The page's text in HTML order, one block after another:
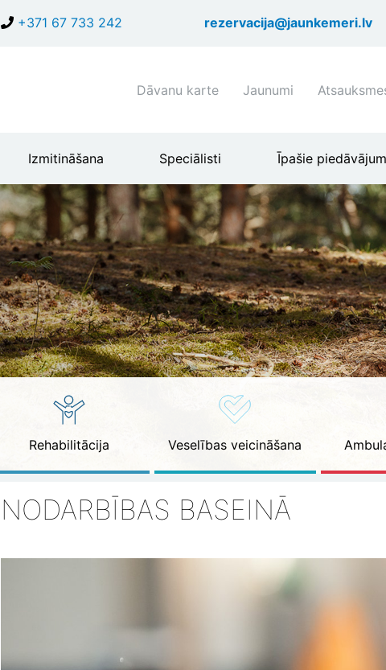
uz
+371 67 733 242 rezervacija@jaunkemeri.lv
Shortcuts
menu
Dāvanu karte Jaunumi
Izmitināšana Speciālisti Īpašie
Rehabilitācija Veselības veicināšana
NODARBĪBAS BASEINĀ